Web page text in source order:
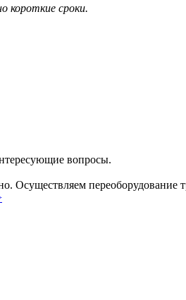
короткие сроки.
вопросы.
Осуществляем